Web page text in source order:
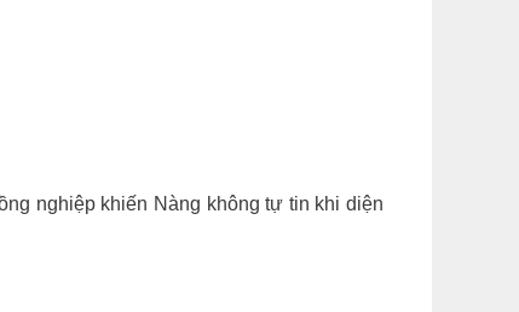
nghiệp khiến Nàng không tự tin khi diện